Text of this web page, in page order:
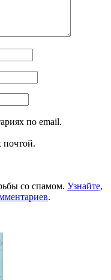
по email.
почтой.
со спамом. Узнайте,
.